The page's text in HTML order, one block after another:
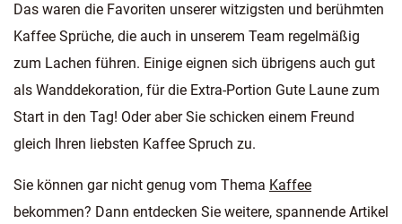
Das waren die Favoriten unserer witzigsten und berühmten
Kaffee Sprüche, die auch in unserem Team regelmäßig
zum Lachen führen. Einige eignen sich übrigens auch gut
als Wanddekoration, für die Extra-Portion Gute Laune zum
Start in den Tag! Oder aber Sie schicken einem Freund
gleich Ihren liebsten Kaffee Spruch zu.
Sie können gar nicht genug vom Thema Kaffee
bekommen? Dann entdecken Sie weitere, spannende Artikel